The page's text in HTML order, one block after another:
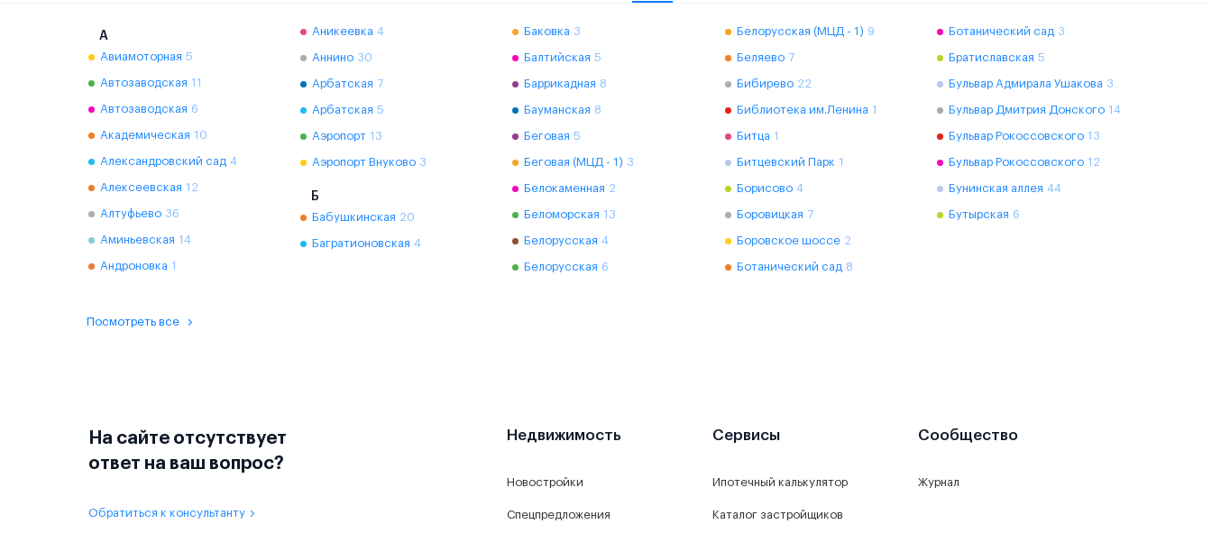
А
Авиамоторная 5
Автозаводская 11
Автозаводская 6
Академическая 10
Александровский сад 4
Алексеевская 12
Алтуфьево 36
Аминьевская 14
Андроновка 1
Аникеевка 4
Аннино 30
Арбатская 7
Арбатская 5
Аэропорт 13
Аэропорт Внуково 3
Б
Бабушкинская 20
Багратионовская 4
Баковка 3
Балтийская 5
Баррикадная 8
Бауманская 8
Беговая 5
Беговая (МЦД - 1) 3
Белокаменная 2
Беломорская 13
Белорусская 4
Белорусская 6
Белорусская (МЦД - 1) 9
Беляево 7
Бибирево 22
Библиотека им.Ленина 1
Битца 1
Битцевский Парк 1
Борисово 4
Боровицкая 7
Боровское шоссе 2
Ботанический сад 8
Ботанический сад 3
Братиславская 5
Бульвар Адмирала Ушакова 3
Бульвар Дмитрия Донского 14
Бульвар Рокоссовского 13
Бульвар Рокоссовского 12
Бунинская аллея 44
Бутырская 6
Посмотреть все
На сайте отсутствует
ответ на ваш вопрос?
Обратиться к консультанту
Недвижимость
Новостройки
Спецпредложения
Сервисы
Ипотечный калькулятор
Каталог застройщиков
Сообщество
Журнал